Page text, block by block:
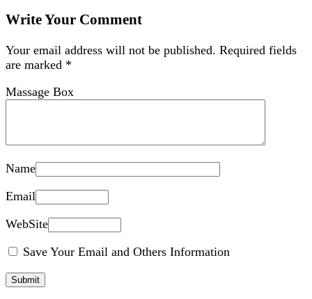
Write Your Comment
Your email address will not be published. Required fields
are marked *
Massage Box
Name
Email
WebSite
Save Your Email and Others Information